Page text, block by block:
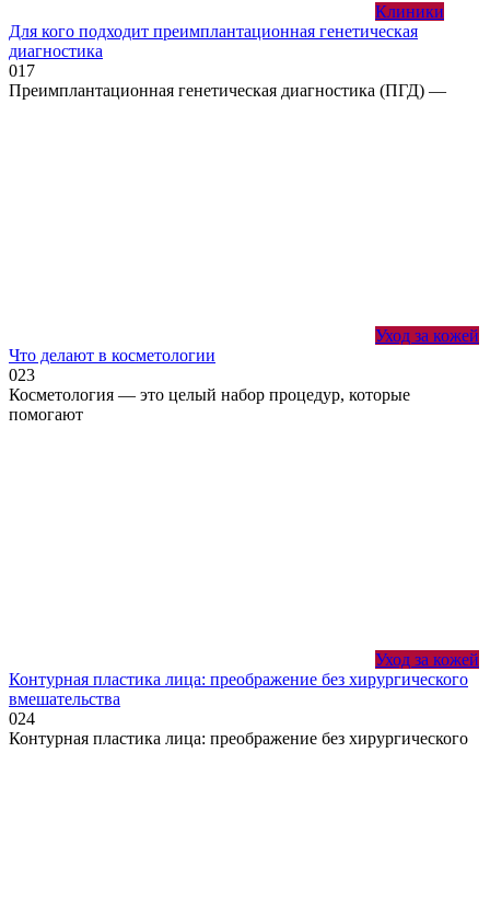
Клиники
Для кого подходит преимплантационная генетическая
диагностика
017
Преимплантационная генетическая диагностика (ПГД) —
Уход за кожей
Что делают в косметологии
023
Косметология — это целый набор процедур, которые
помогают
Уход за кожей
Контурная пластика лица: преображение без хирургического
вмешательства
024
Контурная пластика лица: преображение без хирургического